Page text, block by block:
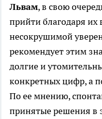
Львам, в свою
прийти благодаря
несокрушимой
рекомендует этим
долгие и
конкретных цифр, а
По ее мнению,
принятые решения в